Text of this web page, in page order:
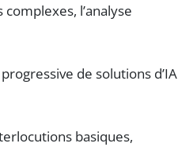
l’analyse
de solutions d’IA
basiques,